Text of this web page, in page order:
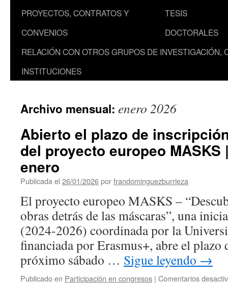
PROYECTOS, CONTRATOS Y
CONVENIOS
TESIS
DOCTORALES
RELACIÓN CON OTROS GRUPOS DE INVESTIGACIÓN,
INSTITUCIONES
Archivo mensual: enero 2026
Abierto el plazo de
del proyecto europeo MASKS
enero
Publicada el 26/01/2026porfrandominguezburrieza
El proyecto europeo MASKS –
obras detrás de las máscaras”, una
(2024-2026) coordinada por la
financiada por Erasmus+, abre el plazo
próximo sábado … Sigue leyendo →
Publicado en Participación en congresos | Comentarios